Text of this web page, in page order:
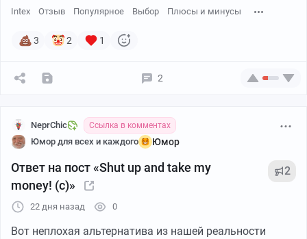
Intex Отзыв Популярное Выбор Плюсы и минусы
3 2 1
2
NeprChic Ссылка в комментах
Юмор для всех и каждого Юмор
Ответ на пост «Shut up and take my
money! (c)»
2
22 дня назад 0
Вот неплохая альтернатива из нашей реальности